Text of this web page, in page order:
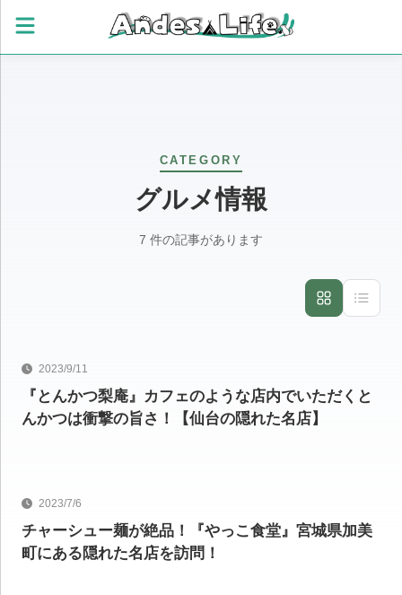
CATEGORY
グルメ情報
7 件の記事があります
グルメ
2023/9/11
『とんかつ梨庵』カフェのような店内でいただくと
んかつは衝撃の旨さ！【仙台の隠れた名店】
グルメ
2023/7/6
チャーシュー麺が絶品！『やっこ食堂』宮城県加美
町にある隠れた名店を訪問！